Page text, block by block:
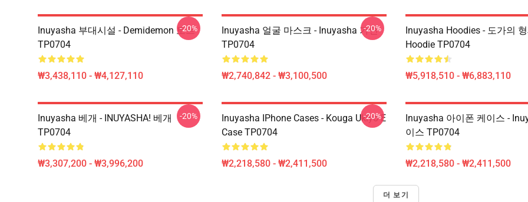
Inuyasha 부대시설 - Demidemon 토트
TP0704
₩3,438,110 - ₩4,127,110
-20%
Inuyasha 얼굴 마스크 - Inuyasha 가면
TP0704
₩2,740,842 - ₩3,100,500
-20%
Inuyasha Hoodies - 도가의
Hoodie TP0704
₩5,918,510 - ₩6,883,110
Inuyasha 베개 - INUYASHA! 베개
TP0704
₩3,307,200 - ₩3,996,200
-20%
Inuyasha IPhone Cases - Kouga Ukiyo-E
Case TP0704
₩2,218,580 - ₩2,411,500
-20%
Inuyasha 아이폰 케이스 -
이스 TP0704
₩2,218,580 - ₩2,411,500
더 보기